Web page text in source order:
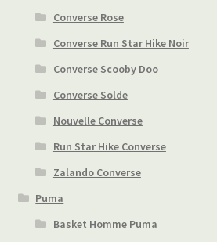
Converse Rose
Converse Run Star Hike Noir
Converse Scooby Doo
Converse Solde
Nouvelle Converse
Run Star Hike Converse
Zalando Converse
Puma
Basket Homme Puma